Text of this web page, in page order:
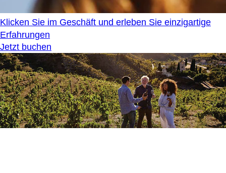
Klicken Sie im Geschäft und erleben Sie einzigartige
Erfahrungen
Jetzt buchen